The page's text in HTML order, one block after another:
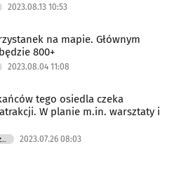
2023.08.13 10:53
na mapie. Głównym
800+
2023.08.04 11:08
tego osiedla czeka
W planie m.in. warsztaty i
KULTURA I ROZRYWKA 2023.07.26 08:03